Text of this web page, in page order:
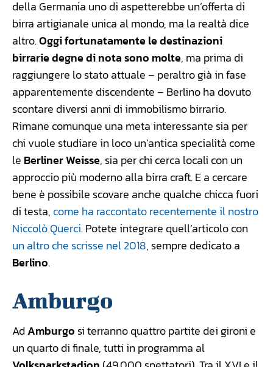
della Germania uno di aspetterebbe un’offerta di
birra artigianale unica al mondo, ma la realtà dice
altro.Oggi fortunatamente le destinazioni
birrarie degne di nota sono molte, ma prima di
raggiungere lo stato attuale – peraltro già in fase
apparentemente discendente – Berlino ha dovuto
scontare diversi anni di immobilismo birrario.
Rimane comunque una meta interessante sia per
chi vuole studiare in loco un’antica specialità come
le Berliner Weisse, sia per chi cerca locali con un
approccio più moderno alla birra craft. E a cercare
bene è possibile scovare anche qualche chicca fuori
di testa, come ha raccontato recentemente il nostro
Niccolò Querci. Potete integrare quell’articolo con
un altro che scrisse nel 2018, sempre dedicato a
Berlino.
Amburgo
AdAmburgo si terranno quattro partite dei gironi e
un quarto di finale, tutti in programma al